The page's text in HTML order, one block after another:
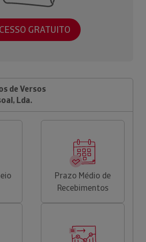
GRATUITO
de Versos
Lda.
Prazo Médio de
Recebimentos